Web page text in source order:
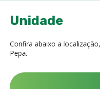
Unidade
Confira abaixo a
Pepa.